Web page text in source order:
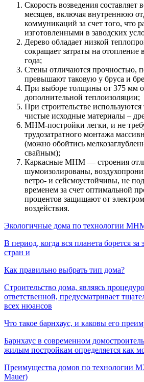
Скорость возведения составляет
месяцев, включая внутреннюю
коммуникаций за счет того, что
изготовленными в заводских
Дерево обладает низкой
сокращает затраты на
года;
Стены отличаются прочностью,
превышают таковую у бруса и
При выборе толщины от 375 мм
дополнительной теплоизоляции;
При строительстве используются
чистые исходные материалы –
МНМ-постройки легки, и не
трудозатратного монтажа
(можно обойтись
свайным);
Каркасные МНМ — строения
шумоизолированы,
ветро- и сейсмоустойчивы, не
временем за счет оптимальной
процентов защищают от
воздействия.
Экологичные дома по технологии
В период, когда вся планета борется
стран и
Как правильно выбрать тип дома?
Строительство дома, являясь
ответственной, предусматривает
всех нюансов
Что такое барнхаус, и каковы его
Барнхаус в современном
жилым постройкам определяется как
Преимущества домов по технологии
Mauer)